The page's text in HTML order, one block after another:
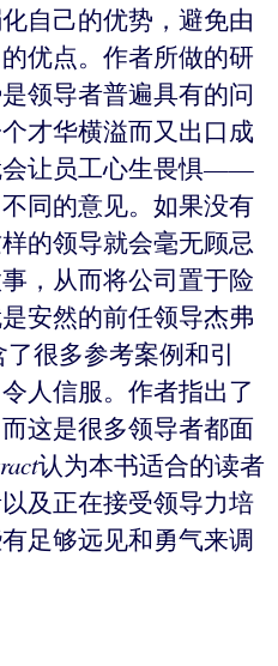
自己的优势，避免由
优点。作者所做的研
领导者普遍具有的问
才华横溢而又出口成
会让员工心生畏惧——
同的意见。如果没有
的领导就会毫无顾忌
，从而将公司置于险
安然的前任领导杰弗
很多参考案例和引
人信服。作者指出了
这是很多领导者都面
认为本书适合的读者
及正在接受领导力培
足够远见和勇气来调